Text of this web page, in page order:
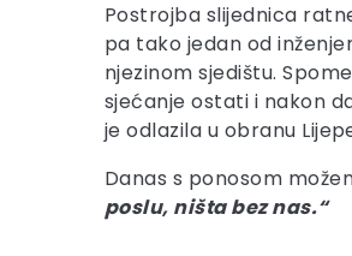
Postrojba slijednica
pa tako jedan od
njezinom sjedištu.
sjećanje ostati i nakon
je odlazila u obranu
Danas s ponosom
poslu, ništa bez nas.“